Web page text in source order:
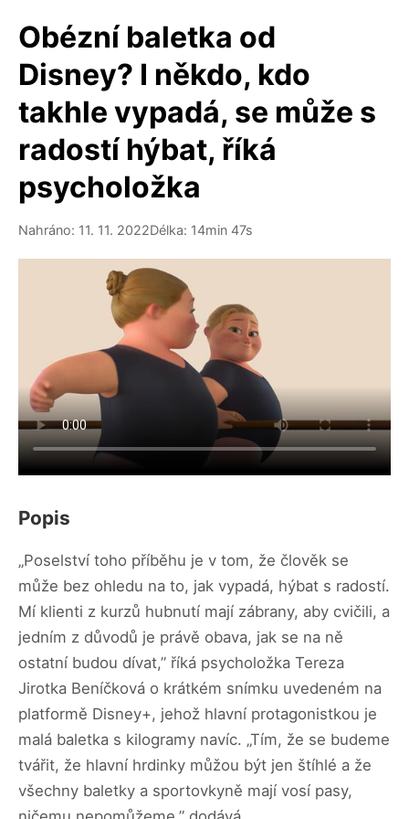
Obézní baletka od
Disney? I někdo, kdo
takhle vypadá, se může s
radostí hýbat, říká
psycholožka
Nahráno: 11. 11. 2022Délka: 14min 47s
Popis
„Poselství toho příběhu je v tom, že člověk se
může bez ohledu na to, jak vypadá, hýbat s radostí.
Mí klienti z kurzů hubnutí mají zábrany, aby cvičili, a
jedním z důvodů je právě obava, jak se na ně
ostatní budou dívat,” říká psycholožka Tereza
Jirotka Beníčková o krátkém snímku uvedeném na
platformě Disney+, jehož hlavní protagonistkou je
malá baletka s kilogramy navíc. „Tím, že se budeme
tvářit, že hlavní hrdinky můžou být jen štíhlé a že
všechny baletky a sportovkyně mají vosí pasy,